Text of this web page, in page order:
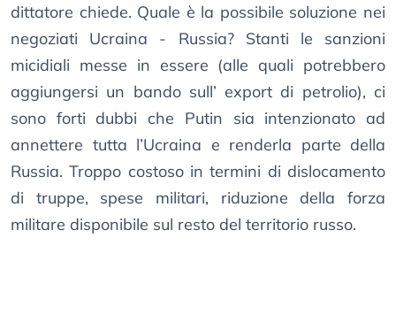
dittatore chiede. Quale è la possibile soluzione nei
negoziati Ucraina - Russia? Stanti le sanzioni
micidiali messe in essere (alle quali potrebbero
aggiungersi un bando sull’ export di petrolio), ci
sono forti dubbi che Putin sia intenzionato ad
annettere tutta l’Ucraina e renderla parte della
Russia. Troppo costoso in termini di dislocamento
di truppe, spese militari, riduzione della forza
militare disponibile sul resto del territorio russo.